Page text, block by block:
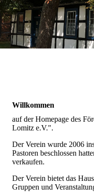
Willkommen
auf der Homepage des
Lomitz e.V.".
Der Verein wurde 2006
Pastoren beschlossen
verkaufen.
Der Verein bietet das
Gruppen und